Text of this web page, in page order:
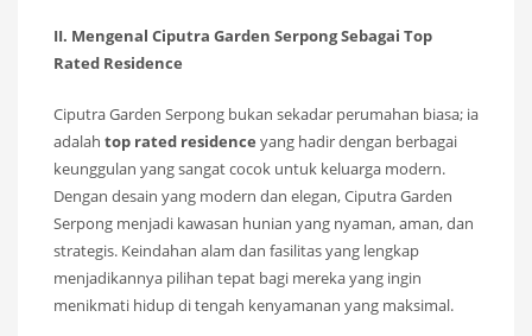
II. Mengenal Ciputra Garden Serpong Sebagai Top
Rated Residence
Ciputra Garden Serpong bukan sekadar perumahan biasa; ia
adalah top rated residence yang hadir dengan berbagai
keunggulan yang sangat cocok untuk keluarga modern.
Dengan desain yang modern dan elegan, Ciputra Garden
Serpong menjadi kawasan hunian yang nyaman, aman, dan
strategis. Keindahan alam dan fasilitas yang lengkap
menjadikannya pilihan tepat bagi mereka yang ingin
menikmati hidup di tengah kenyamanan yang maksimal.